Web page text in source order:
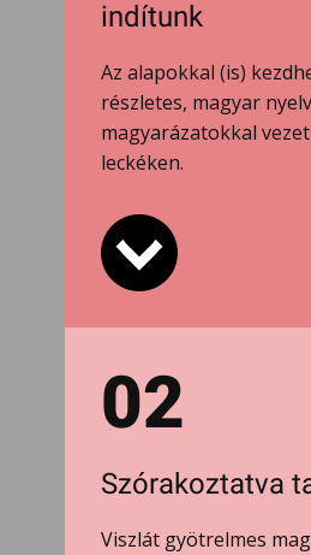
indítunk
Az alapokkal (is)
részletes, magyar
magyarázatokkal
leckéken.
02
Szórakoztatva
Viszlát gyötrelmes